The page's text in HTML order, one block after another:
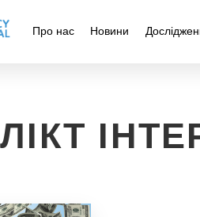
Про нас Новини